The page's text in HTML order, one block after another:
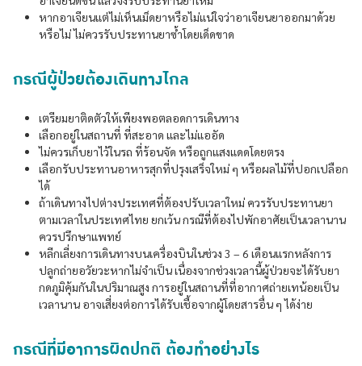
หากอาเจียนแต่ไม่เห็นเม็ดยาหรือไม่แน่ใจว่าอาเจียนยาออกมาด้วย
หรือไม่ ไม่ควรรับประทานยาซ้ำโดยเด็ดขาด
กรณีผู้ป่วยต้องเดินทางไกล
เตรียมยาติดตัวให้เพียงพอตลอดการเดินทาง
เลือกอยู่ในสถานที่ ที่สะอาด และไม่แออัด
ไม่ควรเก็บยาไว้ในรถ ที่ร้อนจัด หรือถูกแสงแดดโดยตรง
เลือกรับประทานอาหารสุกที่ปรุงเสร็จใหม่ ๆ หรือผลไม้ที่ปอกเปลือก
ได้
ถ้าเดินทางไปต่างประเทศที่ต้องปรับเวลาใหม่ ควรรับประทานยา
ตามเวลาในประเทศไทย ยกเว้น กรณีที่ต้องไปพักอาศัยเป็นเวลานาน
ควรปรึกษาแพทย์
หลีกเลี่ยงการเดินทางบนเครื่องบินในช่วง 3 – 6 เดือนแรกหลังการ
ปลูกถ่ายอวัยวะหากไม่จำเป็น เนื่องจากช่วงเวลานี้ผู้ป่วยจะได้รับยา
กดภูมิคุ้มกันในปริมาณสูง การอยู่ในสถานที่ที่อากาศถ่ายเทน้อยเป็น
เวลานาน อาจเสี่ยงต่อการได้รับเชื้อจากผู้โดยสารอื่น ๆ ได้ง่าย
กรณีที่มีอาการผิดปกติ ต้องทำอย่างไร